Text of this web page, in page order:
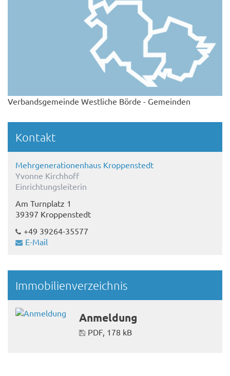
Verbandsgemeinde Westliche Börde - Gemeinden
Kontakt
Mehrgenerationenhaus Kroppenstedt
Yvonne Kirchhoff
Einrichtungsleiterin
Am Turnplatz 1
39397 Kroppenstedt
+49 39264-35577
E-Mail
Immobilienverzeichnis
Anmeldung
PDF, 178 kB